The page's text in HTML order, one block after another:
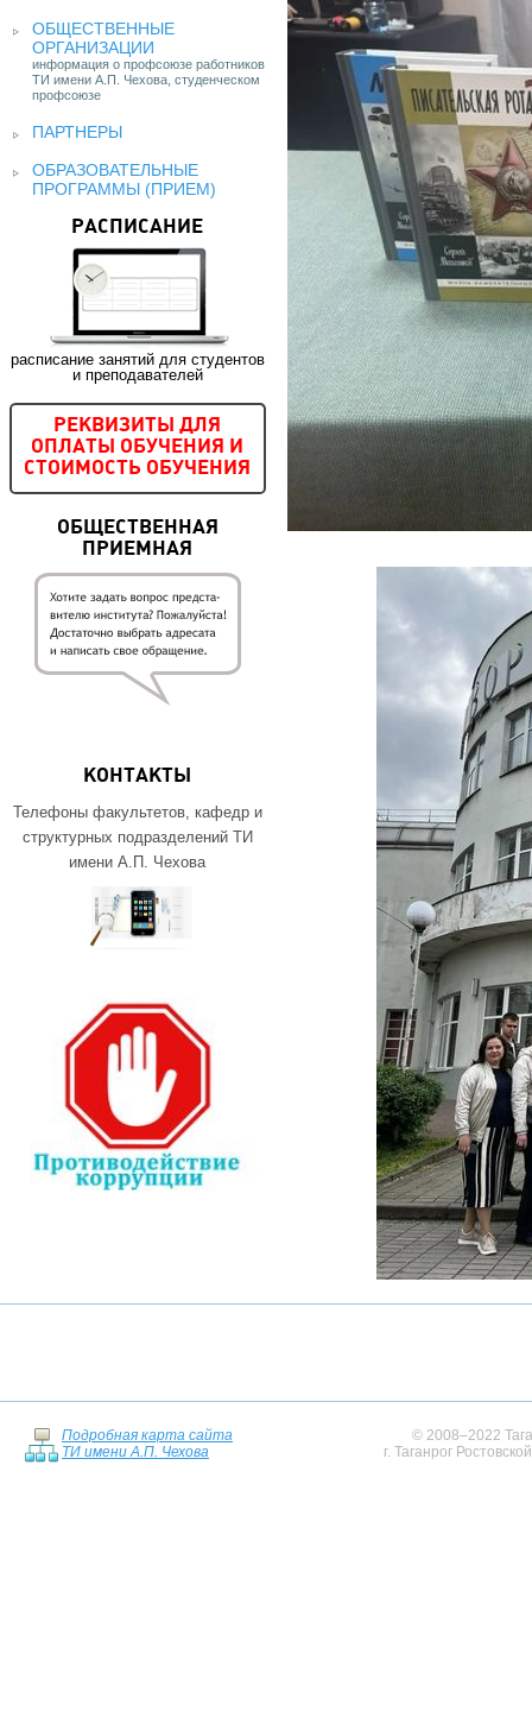
ОБЩЕСТВЕННЫЕ
ОРГАНИЗАЦИИ
информация о профсоюзе работников
ТИ имени А.П. Чехова, студенческом
профсоюзе
ПАРТНЕРЫ
ОБРАЗОВАТЕЛЬНЫЕ
ПРОГРАММЫ (ПРИЕМ)
РАСПИСАНИЕ
расписание занятий для студентов
и преподавателей
РЕКВИЗИТЫ ДЛЯ
ОПЛАТЫ ОБУЧЕНИЯ И
СТОИМОСТЬ ОБУЧЕНИЯ
ОБЩЕСТВЕННАЯ
ПРИЕМНАЯ
КОНТАКТЫ
Телефоны факультетов, кафедр и
структурных подразделений ТИ
имени А.П. Чехова
Подробная карта сайта
ТИ имени А.П. Чехова
© 2008–2022
г. Таганрог